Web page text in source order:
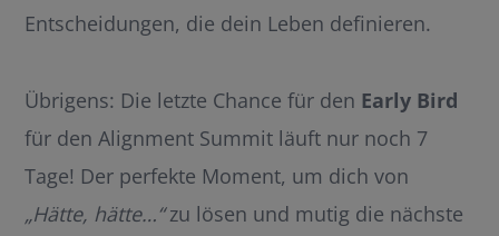
Entscheidungen, die dein Leben definieren.
Übrigens: Die letzte Chance für den Early Bird
für den Alignment Summit läuft nur noch 7
Tage! Der perfekte Moment, um dich von
„Hätte, hätte…“zu lösen und mutig die nächste